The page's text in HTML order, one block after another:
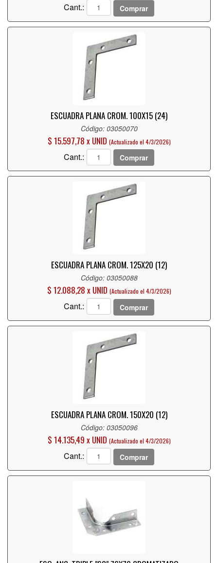
Cant.: Comprar
ESCUADRA PLANA CROM. 100X15 (24)
Código: 03050070
$ 15.597,78 x UNID (Actualizado el 4/3/2026)
Cant.: Comprar
ESCUADRA PLANA CROM. 125X20 (12)
Código: 03050088
$ 12.088,28 x UNID (Actualizado el 4/3/2026)
Cant.: Comprar
ESCUADRA PLANA CROM. 150X20 (12)
Código: 03050096
$ 14.135,49 x UNID (Actualizado el 4/3/2026)
Cant.: Comprar